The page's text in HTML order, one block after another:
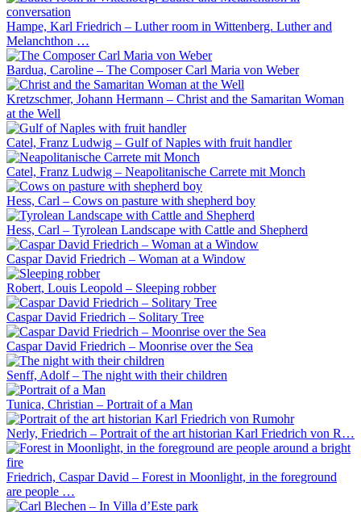
Hampe, Karl Friedrich – Luther room in Wittenberg. Luther and
Melanchthon …
Bardua, Caroline – The Composer Carl Maria von Weber
Kretzschmer, Johann Hermann – Christ and the Samaritan Woman
at the Well
Catel, Franz Ludwig – Gulf of Naples with fruit handler
Catel, Franz Ludwig – Neapolitanische Carrete mit Monch
Hess, Carl – Cows on pasture with shepherd boy
Hess, Carl – Tyrolean Landscape with Cattle and Shepherd
Caspar David Friedrich – Woman at a Window
Robert, Louis Leopold – Sleeping robber
Caspar David Friedrich – Solitary Tree
Caspar David Friedrich – Moonrise over the Sea
Senff, Adolf – The night with their children
Tunica, Christian – Portrait of a Man
Nerly, Friedrich – Portrait of the art historian Karl Friedrich von R…
Friedrich, Caspar David – Forest in Moonlight, in the foreground
are people …